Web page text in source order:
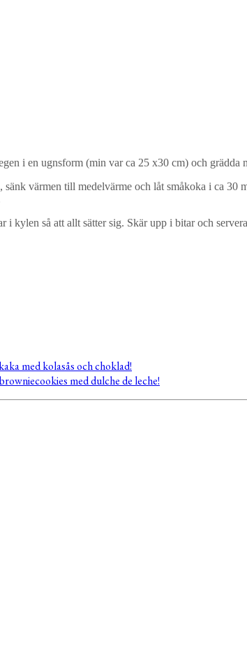
i en ugnsform (min var ca 25 x30 cm) och grädda
värmen till medelvärme och låt småkoka i ca
i kylen så att allt sätter sig. Skär upp i bitar och
med kolasås och choklad!
med dulche de leche!